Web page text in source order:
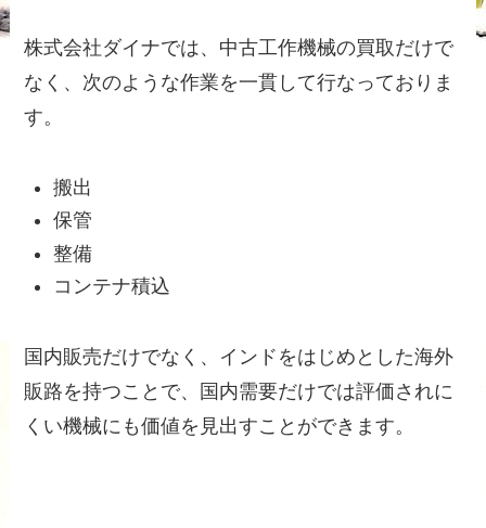
株式会社ダイナでは、中古工作機械の買取だけで
なく、次のような作業を一貫して行なっておりま
す。
搬出
保管
整備
コンテナ積込
国内販売だけでなく、インドをはじめとした海外
販路を持つことで、国内需要だけでは評価されに
くい機械にも価値を見出すことができます。